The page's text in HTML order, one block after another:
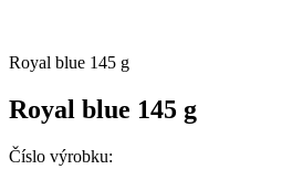
Royal blue 145 g
Royal blue 145 g
Číslo výrobku: